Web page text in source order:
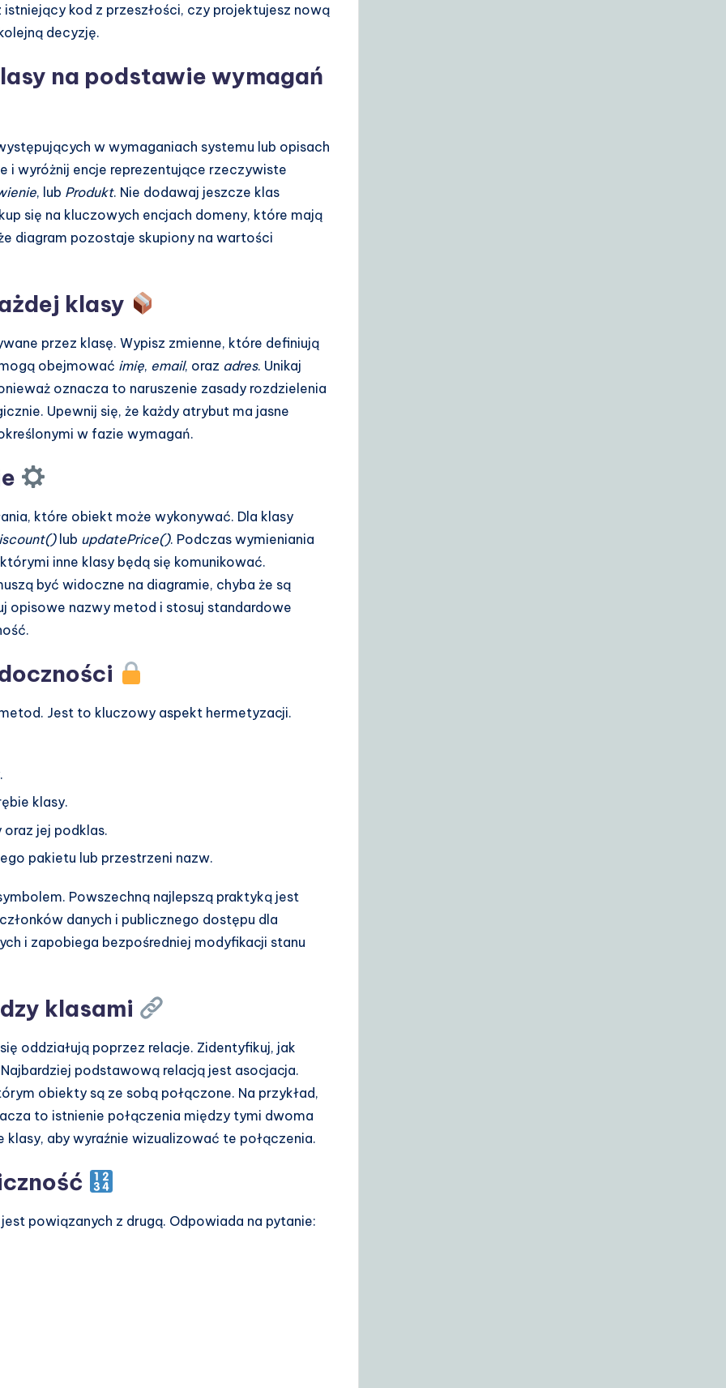
kod z przeszłości, czy projektujesz nową
decyzję.
na podstawie wymagań
w wymaganiach systemu lub opisach
i wyróżnij encje reprezentujące rzeczywiste
, lub Produkt. Nie dodawaj jeszcze klas
się na kluczowych encjach domeny, które mają
diagram pozostaje skupiony na wartości
klasy
przez klasę. Wypisz zmienne, które definiują
obejmować imię, email, oraz adres. Unikaj
oznacza to naruszenie zasady rozdzielenia
Upewnij się, że każdy atrybut ma jasne
w fazie wymagań.
które obiekt może wykonywać. Dla klasy
lub updatePrice(). Podczas wymieniania
inne klasy będą się komunikować.
być widoczne na diagramie, chyba że są
opisowe nazwy metod i stosuj standardowe
Jest to kluczowy aspekt hermetyzacji.
klasy.
jej podklas.
pakietu lub przestrzeni nazw.
Powszechną najlepszą praktyką jest
danych i publicznego dostępu dla
i zapobiega bezpośredniej modyfikacji stanu
klasami
oddziałują poprzez relacje. Zidentyfikuj, jak
podstawową relacją jest asocjacja.
obiekty są ze sobą połączone. Na przykład,
to istnienie połączenia między tymi dwoma
aby wyraźnie wizualizować te połączenia.
powiązanych z drugą. Odpowiada na pytanie: